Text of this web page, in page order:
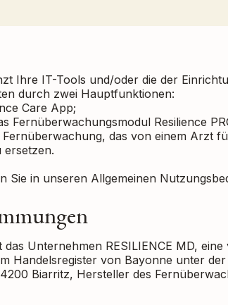
Ihre IT-Tools und/oder die der
durch zwei Hauptfunktionen:
Care App;
Fernüberwachungsmodul Resilience
das von einem Arzt
ersetzen.
Sie in unseren Allgemeinen
das Unternehmen RESILIENCE MD,
Handelsregister von Bayonne unter
Biarritz, Hersteller des